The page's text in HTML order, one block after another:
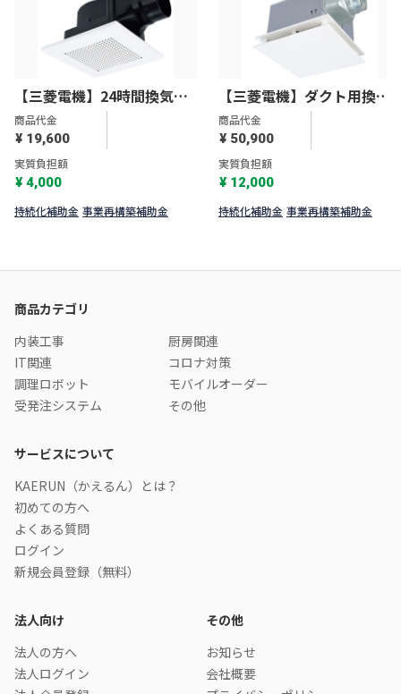
【三菱電機】24時間換気機
能付換気扇 ダクト用換気
扇 VD-10ZLC13-S
商品代金
¥ 19,600
実質負担額
¥ 4,000
持続化補助金 事業再構築補助金
【三菱電機】ダクト用換気
扇 天井埋込形 VD-
20ZXP13-FP
商品代金
¥ 50,900
実質負担額
¥ 12,000
持続化補助金 事業再構築補助金
商品カテゴリ
内装工事
厨房関連
IT関連
コロナ対策
調理ロボット
モバイルオーダー
受発注システム
その他
サービスについて
KAERUN（かえるん）とは？
初めての方へ
よくある質問
ログイン
新規会員登録（無料）
法人向け
法人の方へ
法人ログイン
その他
お知らせ
会社概要